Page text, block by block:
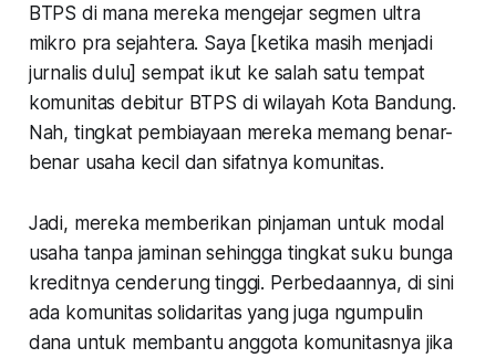
BTPS di mana mereka mengejar segmen ultra
mikro pra sejahtera. Saya [ketika masih menjadi
jurnalis dulu] sempat ikut ke salah satu tempat
komunitas debitur BTPS di wilayah Kota Bandung.
Nah, tingkat pembiayaan mereka memang benar-
benar usaha kecil dan sifatnya komunitas.
Jadi, mereka memberikan pinjaman untuk modal
usaha tanpa jaminan sehingga tingkat suku bunga
kreditnya cenderung tinggi. Perbedaannya, di sini
ada komunitas solidaritas yang juga ngumpulin
dana untuk membantu anggota komunitasnya jika